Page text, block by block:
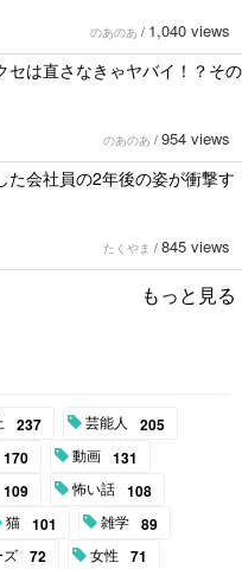
のあのあ / 1,040 views
セは直さなきゃヤバイ！？その
のあのあ / 954 views
た会社員の2年後の姿が衝撃す
たくやま / 845 views
もっと見る
237 芸能人 205
170 動画 131
109 怖い話 108
猫 101 雑学 89
ズ 72 女性 71